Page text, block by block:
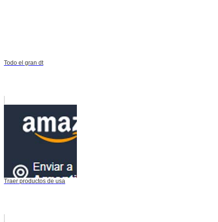
Todo el gran dt
Traer productos de usa